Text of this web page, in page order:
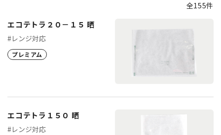
全155件
エコテトラ２０－１５ 晒
#レンジ対応
プレミアム
エコテトラ１５０ 晒
#レンジ対応